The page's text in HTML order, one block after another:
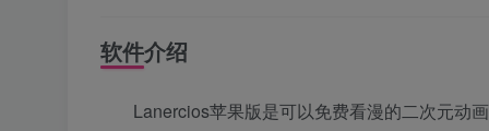
软件介绍
Lanercios苹果版是可以免费看漫的二次元动画